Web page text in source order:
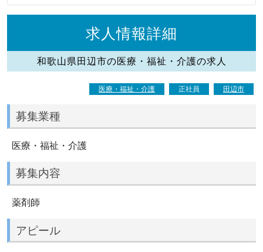
求人情報詳細
和歌山県田辺市の医療・福祉・介護の求人
医療・福祉・介護 正社員 田辺市
募集業種
医療・福祉・介護
募集内容
薬剤師
アピール